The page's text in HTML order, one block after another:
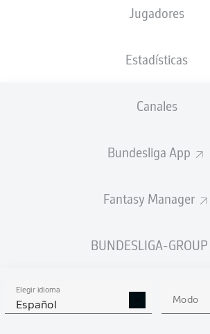
Jugadores
Estadísticas
Canales
Bundesliga App
Fantasy Manager
BUNDESLIGA-GROUP
Elegir idioma
Español Modo
Jiří Pavlenka
Christian Groß